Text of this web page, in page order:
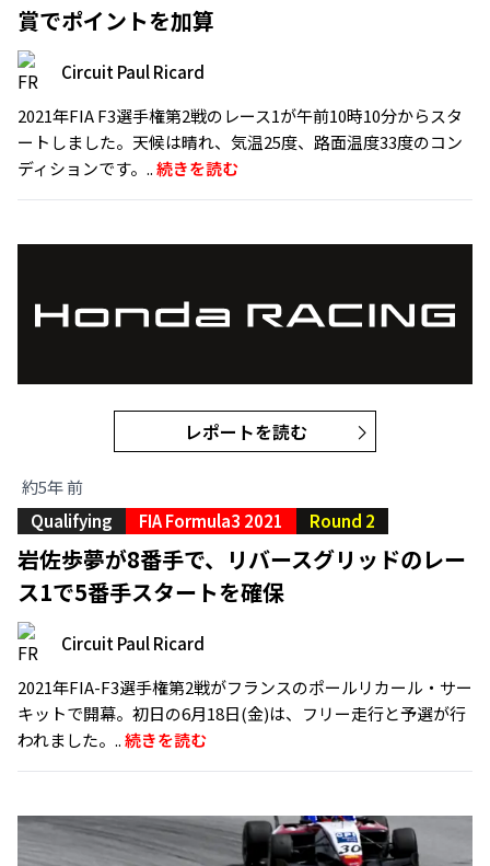
賞でポイントを加算
Circuit Paul Ricard
2021年FIA F3選手権第2戦のレース1が午前10時10分からスタ
ートしました。天候は晴れ、気温25度、路面温度33度のコン
ディションです。..続きを読む
レポートを読む
約5年 前
Qualifying
FIA Formula3 2021 Round 2
岩佐歩夢が8番手で、リバースグリッドのレー
ス1で5番手スタートを確保
Circuit Paul Ricard
2021年FIA-F3選手権第2戦がフランスのポールリカール・サー
キットで開幕。初日の6月18日(金)は、フリー走行と予選が行
われました。..続きを読む